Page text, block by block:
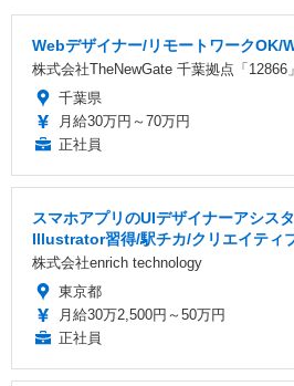
Webデザイナー/リモートワークOK/
株式会社TheNewGate 千葉拠点「12866」
千葉県
月給30万円～70万円
正社員
スマホアプリのUIデザイナーアシス
Illustrator習得/駅チカ/クリエイティ
株式会社enrich technology
東京都
月給30万2,500円～50万円
正社員